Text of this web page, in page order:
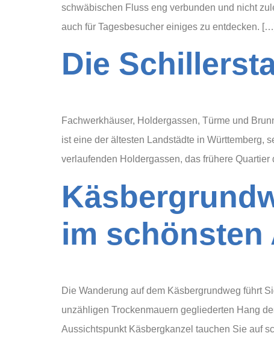
schwäbischen Fluss eng verbunden und nicht
auch für Tagesbesucher einiges zu entdecken.
Die
Fachwerkhäuser, Holdergassen, Türme und
ist eine der ältesten Landstädte in Württemberg,
verlaufenden Holdergassen, das frühere
Käsbergrundweg
Die Wanderung auf dem Käsbergrundweg führt
unzähligen Trockenmauern gegliederten Hang
Aussichtspunkt Käsbergkanzel tauchen Sie auf